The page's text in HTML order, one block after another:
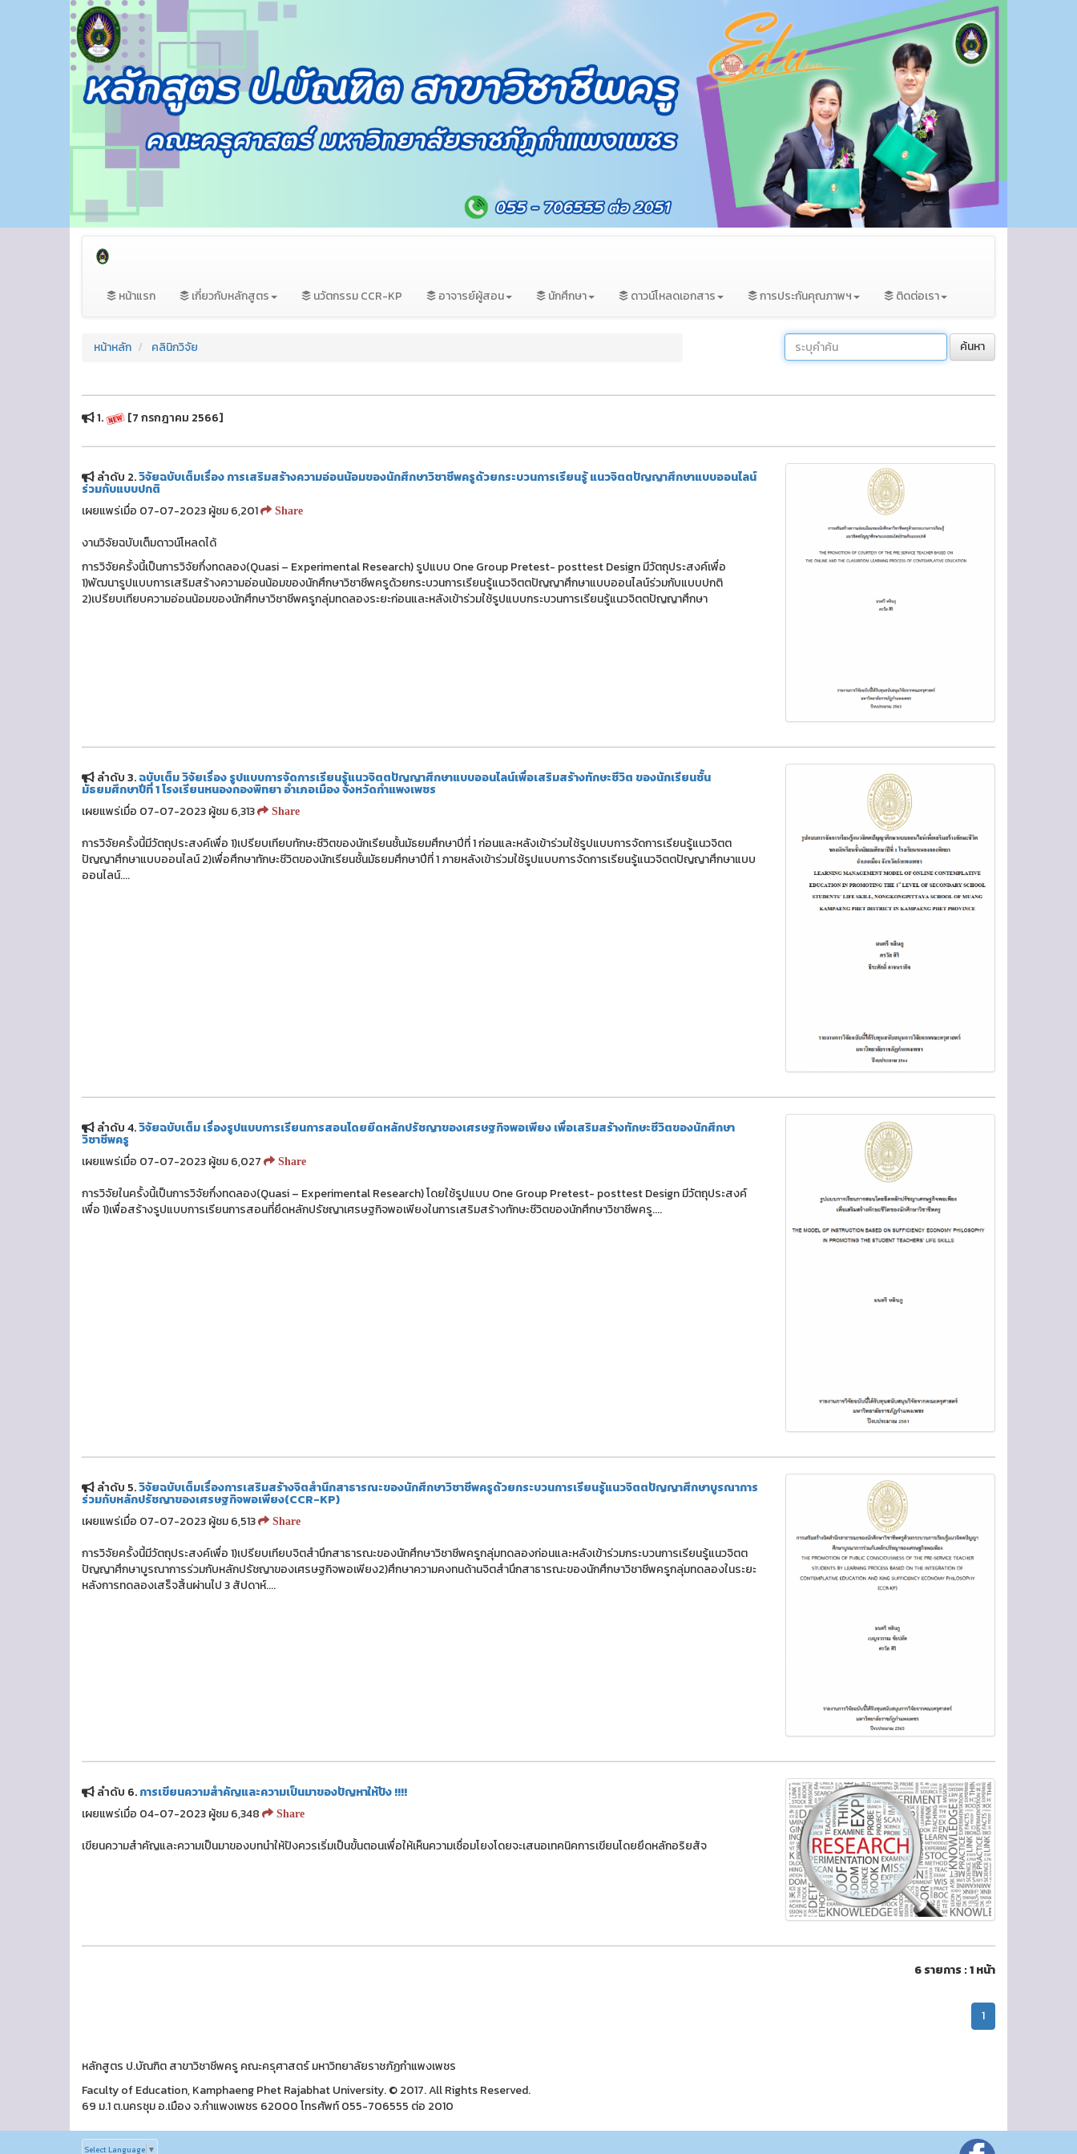
หน้าแรก เกี่ยวกับหลักสูตร นวัตกรรม CCR-KP อาจารย์ผู้สอน นักศึกษา ดาวน์โหลดเอกสาร การประกันคุณภาพฯ ติดต่อเรา
หน้าหลัก คลินิกวิจัย ค้นหา
1. [7 กรกฎาคม 2566]
ลำดับ 2.วิจัยฉบับเต็มเรื่อง การเสริมสร้างความอ่อนน้อมของนักศึกษาวิชาชีพครูด้วยกระบวนการเรียนรู้ แนวจิตตปัญญาศึกษาแบบออนไลน์
ร่วมกับแบบปกติ
เผยแพร่เมื่อ 07-07-2023 ผู้ชม 6,201
Share
งานวิจัยฉบับเต็มดาวน์โหลดได้
การวิจัยครั้งนี้เป็นการวิจัยกึ่งทดลอง(Quasi – Experimental Research) รูปแบบ One Group Pretest- posttest Design มีวัตถุประสงค์เพื่อ
1)พัฒนารูปแบบการเสริมสร้างความอ่อนน้อมของนักศึกษาวิชาชีพครูด้วยกระบวนการเรียนรู้แนวจิตตปัญญาศึกษาแบบออนไลน์ร่วมกับแบบปกติ
2)เปรียบเทียบความอ่อนน้อมของนักศึกษาวิชาชีพครูกลุ่มทดลองระยะก่อนและหลังเข้าร่วมใช้รูปแบบกระบวนการเรียนรู้แนวจิตตปัญญาศึกษา
ลำดับ 3.ฉบับเต็ม วิจัยเรื่อง รูปแบบการจัดการเรียนรู้แนวจิตตปัญญาศึกษาแบบออนไลน์เพื่อเสริมสร้างทักษะชีวิต ของนักเรียนชั้น
มัธยมศึกษาปีที่ 1 โรงเรียนหนองกองพิทยา อำเภอเมือง จังหวัดกำแพงเพชร
เผยแพร่เมื่อ 07-07-2023 ผู้ชม 6,313
Share
การวิจัยครั้งนี้มีวัตถุประสงค์เพื่อ 1)เปรียบเทียบทักษะชีวิตของนักเรียนชั้นมัธยมศึกษาปีที่ 1 ก่อนและหลังเข้าร่วมใช้รูปแบบการจัดการเรียนรู้แนวจิตต
ปัญญาศึกษาแบบออนไลน์ 2)เพื่อศึกษาทักษะชีวิตของนักเรียนชั้นมัธยมศึกษาปีที่ 1 ภายหลังเข้าร่วมใช้รูปแบบการจัดการเรียนรู้แนวจิตตปัญญาศึกษาแบบ
ออนไลน์....
ลำดับ 4.วิจัยฉบับเต็ม เรื่องรูปแบบการเรียนการสอนโดยยึดหลักปรัชญาของเศรษฐกิจพอเพียง เพื่อเสริมสร้างทักษะชีวิตของนักศึกษา
วิชาชีพครู
เผยแพร่เมื่อ 07-07-2023 ผู้ชม 6,027
Share
การวิจัยในครั้งนี้เป็นการวิจัยกึ่งทดลอง(Quasi – Experimental Research) โดยใช้รูปแบบ One Group Pretest- posttest Design มีวัตถุประสงค์
เพื่อ 1)เพื่อสร้างรูปแบบการเรียนการสอนที่ยึดหลักปรัชญาเศรษฐกิจพอเพียงในการเสริมสร้างทักษะชีวิตของนักศึกษาวิชาชีพครู....
ลำดับ 5.วิจัยฉบับเต็มเรื่องการเสริมสร้างจิตสำนึกสาธารณะของนักศึกษาวิชาชีพครูด้วยกระบวนการเรียนรู้แนวจิตตปัญญาศึกษาบูรณาการ
ร่วมกับหลักปรัชญาของเศรษฐกิจพอเพียง(CCR-KP)
เผยแพร่เมื่อ 07-07-2023 ผู้ชม 6,513
Share
การวิจัยครั้งนี้มีวัตถุประสงค์เพื่อ 1)เปรียบเทียบจิตสำนึกสาธารณะของนักศึกษาวิชาชีพครูกลุ่มทดลองก่อนและหลังเข้าร่วมกระบวนการเรียนรู้แนวจิตต
ปัญญาศึกษาบูรณาการร่วมกับหลักปรัชญาของเศรษฐกิจพอเพียง2)ศึกษาความคงทนด้านจิตสำนึกสาธารณะของนักศึกษาวิชาชีพครูกลุ่มทดลองในระยะ
หลังการทดลองเสร็จสิ้นผ่านไป 3 สัปดาห์....
ลำดับ 6.การเขียนความสำคัญและความเป็นมาของปัญหาให้ปัง !!!!
เผยแพร่เมื่อ 04-07-2023 ผู้ชม 6,348
Share
เขียนความสำคัญและความเป็นมาของบทนำให้ปังควรเริ่มเป็นขั้นตอนเพื่อให้เห็นความเชื่อมโยงโดยจะเสนอเทคนิคการเขียนโดยยึดหลักอริยสัจ
6 รายการ : 1 หน้า
1
หลักสูตร ป.บัณฑิต สาขาวิชาชีพครู คณะครุศาสตร์ มหาวิทยาลัยราชภัฏกำแพงเพชร
Faculty of Education, Kamphaeng Phet Rajabhat University. © 2017. All Rights Reserved.
69 ม.1 ต.นครชุม อ.เมือง จ.กำแพงเพชร 62000 โทรศัพท์ 055-706555 ต่อ 2010
Select Language ▼